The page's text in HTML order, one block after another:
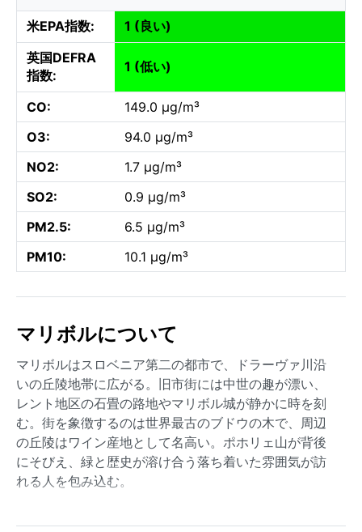
米EPA指数:
1 (良い)
英国DEFRA
指数:
1 (低い)
CO:
149.0 µg/m³
O3:
94.0 µg/m³
NO2:
1.7 µg/m³
SO2:
0.9 µg/m³
PM2.5:
6.5 µg/m³
PM10:
10.1 µg/m³
マリボルについて
マリボルはスロベニア第二の都市で、ドラーヴァ川沿
いの丘陵地帯に広がる。旧市街には中世の趣が漂い、
レント地区の石畳の路地やマリボル城が静かに時を刻
む。街を象徴するのは世界最古のブドウの木で、周辺
の丘陵はワイン産地として名高い。ポホリェ山が背後
にそびえ、緑と歴史が溶け合う落ち着いた雰囲気が訪
れる人を包み込む。
夏は平均気温20～25度で過ごしやすく、時折30度を超